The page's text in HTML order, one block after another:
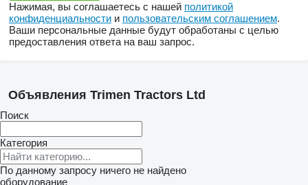
Нажимая, вы соглашаетесь с нашей политикой
конфиденциальности и пользовательским соглашением.
Ваши персональные данные будут обработаны с целью
предоставления ответа на ваш запрос.
Объявления Trimen Tractors Ltd
Поиск
Категория
По данному запросу ничего не найдено
оборудование